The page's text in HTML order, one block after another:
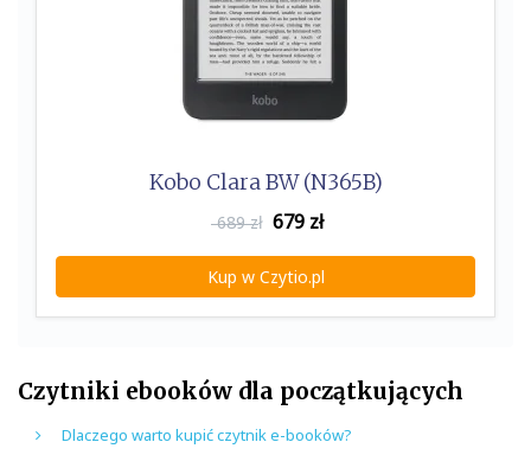
Kobo Clara BW (N365B)
689 zł 679 zł
Kup w Czytio.pl
Czytniki ebooków dla początkujących
Dlaczego warto kupić czytnik e-booków?